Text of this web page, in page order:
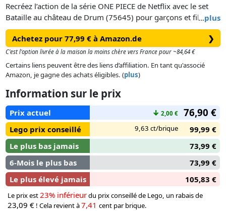
…plus
Recréez l’action de la série ONE PIECE de Netflix avec le set
Bataille au château de Drum (75645) pour garçons et filles
dès 9 ans. Les minifigurines de Monkey D. Luffy, Nami, Sanji,
Vivi, Tony-Tony Chopper et Wapol inspirent une infinité
d’aventures dans le château enneigé.
Ouvrez les murailles pour déployer la forteresse et explorez
le labo de Chopper et le lit de Nami, et la salle du trône au
troisième. Les accessoires incluent un drapeau de pirate, des
bannières, des lampes, de nombreuses armes permettant la
transformation de Wapol avec le fruit du démon, un labo
pour Chopper et des ustensiles de cuisine.
Achetez pour 77,99 € à Amazon.de ❯
C'est l'option livrée à la maison la moins chère vers France pour ~84,64 €
Certains liens peuvent être des liens d’affiliation. En tant qu'associé
Amazon, je gagne des achats éligibles. (plus)
Information sur le prix
Prix actuel ↓ 2,00 € 76,90 €
Lego prix conseillé 9,63 ct/brique
99,99 €
Le plus bas jamais
73,99 €
6-Mois le plus bas
73,99 €
Le plus élevé jamais
105,83 €
Le prix est23% inférieurdu prix conseillé de Lego, un rabais de
23,09 € ! Cela revient à7,41 cent par brique.